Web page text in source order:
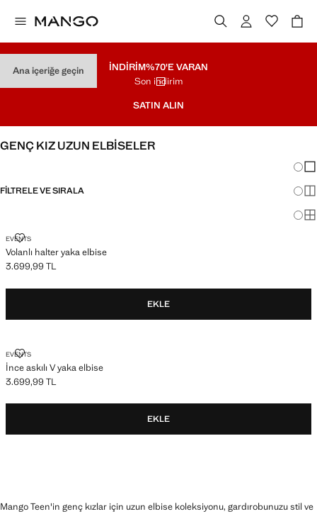
Ana içeriğe geçin İNDİRİM%70'E VARAN
Son indirim
SATIN ALIN
GENÇ KIZ UZUN ELBİSELER
FILTRELE VE SIRALA
Az
EVENTS
Volanlı halter yaka elbise
VOLANLI HALTER YAKA ELBISE
Güncel fiyat [3.699,99 TL ]
3.699,99 TL
EKLE
EVENTS
İnce askılı V yaka elbise
İNCE ASKILI V YAKA ELBISE
Güncel fiyat [3.699,99 TL ]
3.699,99 TL
EKLE
Mango Teen'in genç kızlar için uzun elbise koleksiyonu, gardırobunuzu stil ve